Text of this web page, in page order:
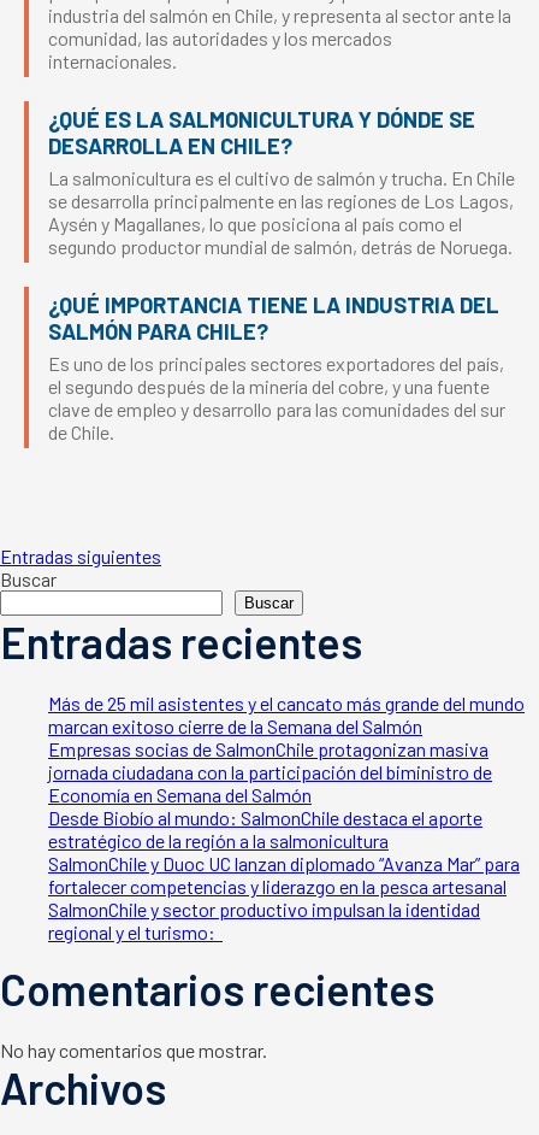
industria del salmón en Chile, y representa al sector ante la
comunidad, las autoridades y los mercados
internacionales.
¿QUÉ ES LA SALMONICULTURA Y DÓNDE SE
DESARROLLA EN CHILE?
La salmonicultura es el cultivo de salmón y trucha. En Chile
se desarrolla principalmente en las regiones de Los Lagos,
Aysén y Magallanes, lo que posiciona al país como el
segundo productor mundial de salmón, detrás de Noruega.
¿QUÉ IMPORTANCIA TIENE LA INDUSTRIA DEL
SALMÓN PARA CHILE?
Es uno de los principales sectores exportadores del país,
el segundo después de la minería del cobre, y una fuente
clave de empleo y desarrollo para las comunidades del sur
de Chile.
Navegación
de
entradas
Entradas siguientes
Buscar
Buscar
Entradas recientes
Más de 25 mil asistentes y el cancato más grande del mundo
marcan exitoso cierre de la Semana del Salmón
Empresas socias de SalmonChile protagonizan masiva
jornada ciudadana con la participación del biministro de
Economía en Semana del Salmón
Desde Biobío al mundo: SalmonChile destaca el aporte
estratégico de la región a la salmonicultura
SalmonChile y Duoc UC lanzan diplomado “Avanza Mar” para
fortalecer competencias y liderazgo en la pesca artesanal
SalmonChile y sector productivo impulsan la identidad
regional y el turismo:
Comentarios recientes
No hay comentarios que mostrar.
Archivos